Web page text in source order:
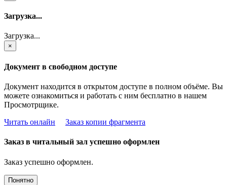
Загрузка...
Загрузка...
×
Документ в свободном доступе
Документ находится в открытом доступе в полном объёме. Вы
можете ознакомиться и работать с ним бесплатно в нашем
Просмотрщике.
Читать онлайн
Заказ копии фрагмента
Заказ в читальный зал успешно оформлен
Заказ успешно оформлен.
Понятно